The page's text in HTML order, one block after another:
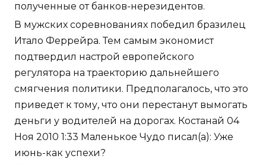
полученные от банков-нерезидентов.
В мужских соревнованиях победил бразилец
Итало Феррейра. Тем самым экономист
подтвердил настрой европейского
регулятора на траекторию дальнейшего
смягчения политики. Предполагалось, что это
приведет к тому, что они перестанут вымогать
деньги у водителей на дорогах. Костанай 04
Ноя 2010 1:33 Маленькое Чудо писал(а): Уже
июнь-как успехи?